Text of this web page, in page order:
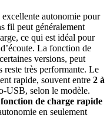
autonomie pour
fil peut généralement
ce qui est idéal pour
La fonction de
versions, peut
reste très performante. Le
rapide, souvent entre 2 à
USB, selon le modèle.
fonction de charge rapide
en seulement